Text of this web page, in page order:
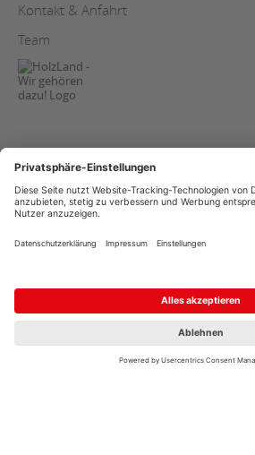
Kontakt & Anfahrt
Team
AGB
Datenschutz
Streitschlichtung
Impressum